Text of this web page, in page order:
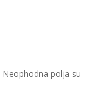
Neophodna polja su